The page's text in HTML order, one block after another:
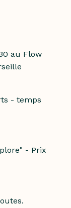
au Flow
- temps
- Prix